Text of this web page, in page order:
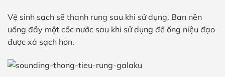
Vệ sinh sạch sẽ thanh rung sau khi sử dụng. Bạn nên
uống đầy một cốc nước sau khi sử dụng để ống niệu đạo
được xả sạch hơn.